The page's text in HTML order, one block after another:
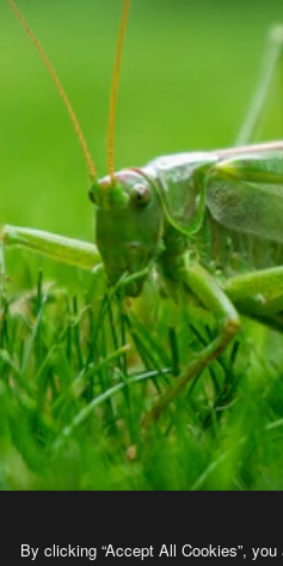
By clicking “Accept All Cookies”,